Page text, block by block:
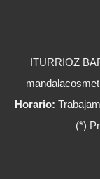
ITURRIOZ
Horario:
(*)